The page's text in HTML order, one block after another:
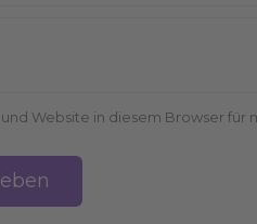
und Website in diesem Browser